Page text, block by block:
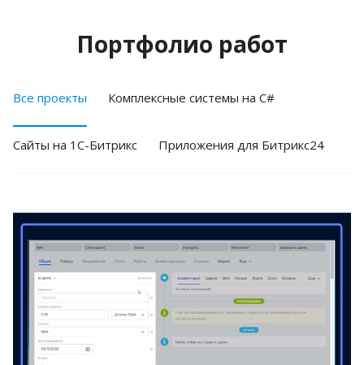
Портфолио работ
Все проекты Комплексные системы на C#
Cайты на 1С-Битрикс Приложения для Битрикс24
Смотреть проект